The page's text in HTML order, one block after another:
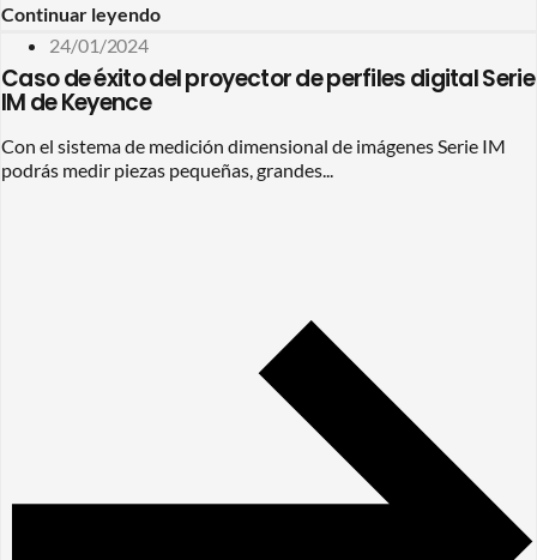
Continuar leyendo
24/01/2024
Caso de éxito del proyector de perfiles digital Serie
IM de Keyence
Con el sistema de medición dimensional de imágenes Serie IM
podrás medir piezas pequeñas, grandes...